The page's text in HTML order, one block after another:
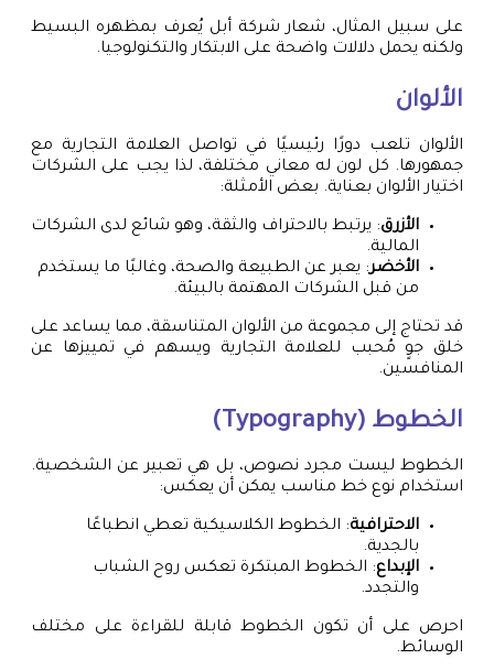
على سبيل المثال، شعار شركة أبل يُعرف بمظهره البسيط
ولكنه يحمل دلالات واضحة على الابتكار والتكنولوجيا.
الألوان
الألوان تلعب دورًا رئيسيًا في تواصل العلامة التجارية مع
جمهورها. كل لون له معاني مختلفة، لذا يجب على الشركات
اختيار الألوان بعناية. بعض الأمثلة:
الأزرق: يرتبط بالاحتراف والثقة، وهو شائع لدى الشركات
المالية.
الأخضر: يعبر عن الطبيعة والصحة، وغالبًا ما يستخدم
من قبل الشركات المهتمة بالبيئة.
قد تحتاج إلى مجموعة من الألوان المتناسقة، مما يساعد على
خلق جوٍ مُحبب للعلامة التجارية ويسهم في تمييزها عن
المنافسين.
الخطوط (Typography)
الخطوط ليست مجرد نصوص، بل هي تعبير عن الشخصية.
استخدام نوع خط مناسب يمكن أن يعكس:
الاحترافية: الخطوط الكلاسيكية تعطي انطباعًا
بالجدية.
الإبداع: الخطوط المبتكرة تعكس روح الشباب
والتجدد.
احرص على أن تكون الخطوط قابلة للقراءة على مختلف
الوسائط.